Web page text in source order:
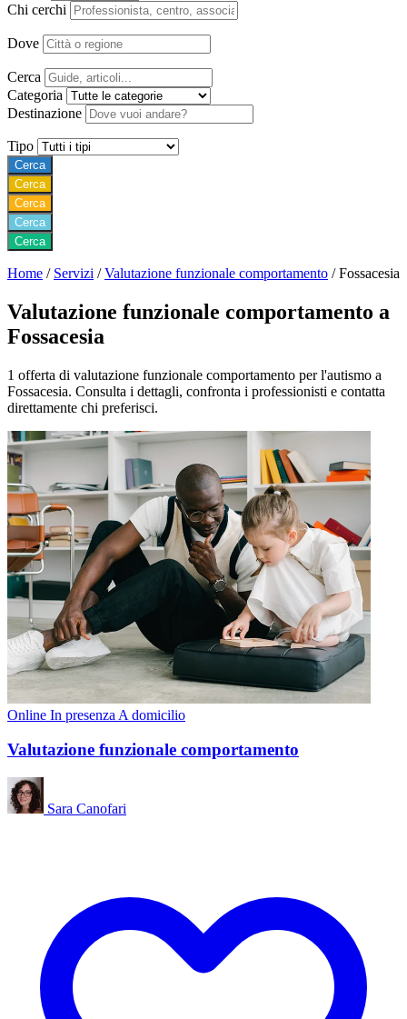
Chi cerchi
Dove
Cerca
Categoria
Destinazione
Tipo
Cerca
Cerca
Cerca
Cerca
Cerca
Home / Servizi / Valutazione funzionale comportamento / Fossacesia
Valutazione funzionale comportamento a
Fossacesia
1 offerta di valutazione funzionale comportamento per l'autismo a
Fossacesia. Consulta i dettagli, confronta i professionisti e contatta
direttamente chi preferisci.
Online In presenza A domicilio
Valutazione funzionale comportamento
Sara Canofari